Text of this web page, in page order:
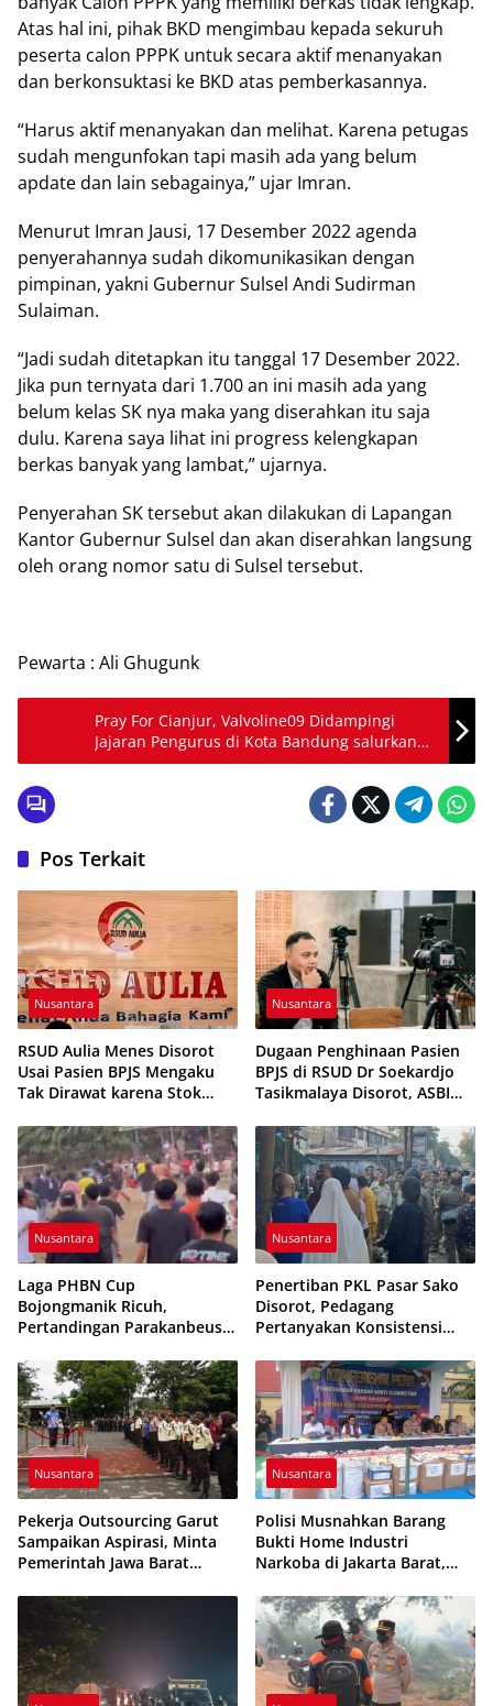
Atas hal ini, pihak BKD mengimbau kepada sekuruh
peserta calon PPPK untuk secara aktif menanyakan
dan berkonsuktasi ke BKD atas pemberkasannya.
“Harus aktif menanyakan dan melihat. Karena petugas
sudah mengunfokan tapi masih ada yang belum
apdate dan lain sebagainya,” ujar Imran.
Menurut Imran Jausi, 17 Desember 2022 agenda
penyerahannya sudah dikomunikasikan dengan
pimpinan, yakni Gubernur Sulsel Andi Sudirman
Sulaiman.
“Jadi sudah ditetapkan itu tanggal 17 Desember 2022.
Jika pun ternyata dari 1.700 an ini masih ada yang
belum kelas SK nya maka yang diserahkan itu saja
dulu. Karena saya lihat ini progress kelengkapan
berkas banyak yang lambat,” ujarnya.
Penyerahan SK tersebut akan dilakukan di Lapangan
Kantor Gubernur Sulsel dan akan diserahkan langsung
oleh orang nomor satu di Sulsel tersebut.
Pewarta : Ali Ghugunk
Pray For Cianjur, Valvoline09 Didampingi
Jajaran Pengurus di Kota Bandung salurkan
bantuan untuk korban gempa cianjur
Pos Terkait
Nusantara
RSUD Aulia Menes Disorot
Usai Pasien BPJS Mengaku
Tak Dirawat karena Stok
Nusantara
Dugaan Penghinaan Pasien
BPJS di RSUD Dr Soekardjo
Tasikmalaya Disorot, ASBI
Etika Pelayanan
Nusantara
Laga PHBN Cup
Bojongmanik Ricuh,
Pertandingan Parakanbeusi
Dihentikan
Nusantara
Penertiban PKL Pasar Sako
Disorot, Pedagang
Pertanyakan Konsistensi
Pungutan
Nusantara
Pekerja Outsourcing Garut
Sampaikan Aspirasi, Minta
Pemerintah Jawa Barat
Nusantara
Polisi Musnahkan Barang
Bukti Home Industri
Narkoba di Jakarta Barat,
Beredar